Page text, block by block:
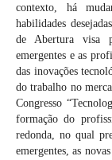
contexto, há
habilidades
de Abertura visa
emergentes e as
das inovações
do trabalho no
Congresso
formação do
redonda, no qual
emergentes, as